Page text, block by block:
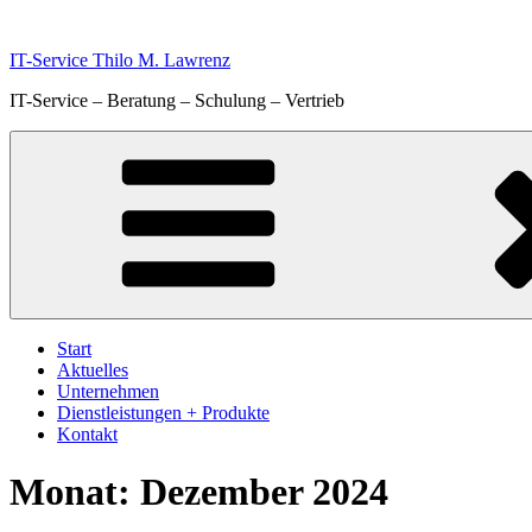
springen
IT-Service Thilo M. Lawrenz
IT-Service – Beratung – Schulung – Vertrieb
Start
Aktuelles
Unternehmen
Dienstleistungen + Produkte
Kontakt
Monat: Dezember 2024